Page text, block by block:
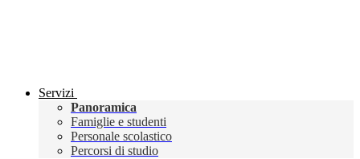
Servizi
Panoramica
Famiglie e studenti
Personale scolastico
Percorsi di studio